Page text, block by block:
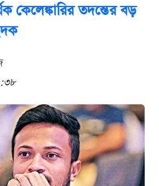
কেলেঙ্কারির তদন্তের বড়